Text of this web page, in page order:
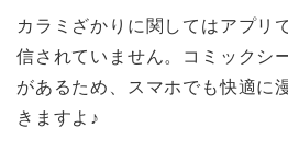
カラミざかりに関してはアプリ
信されていません。コミックシ
があるため、スマホでも快適に
きますよ♪